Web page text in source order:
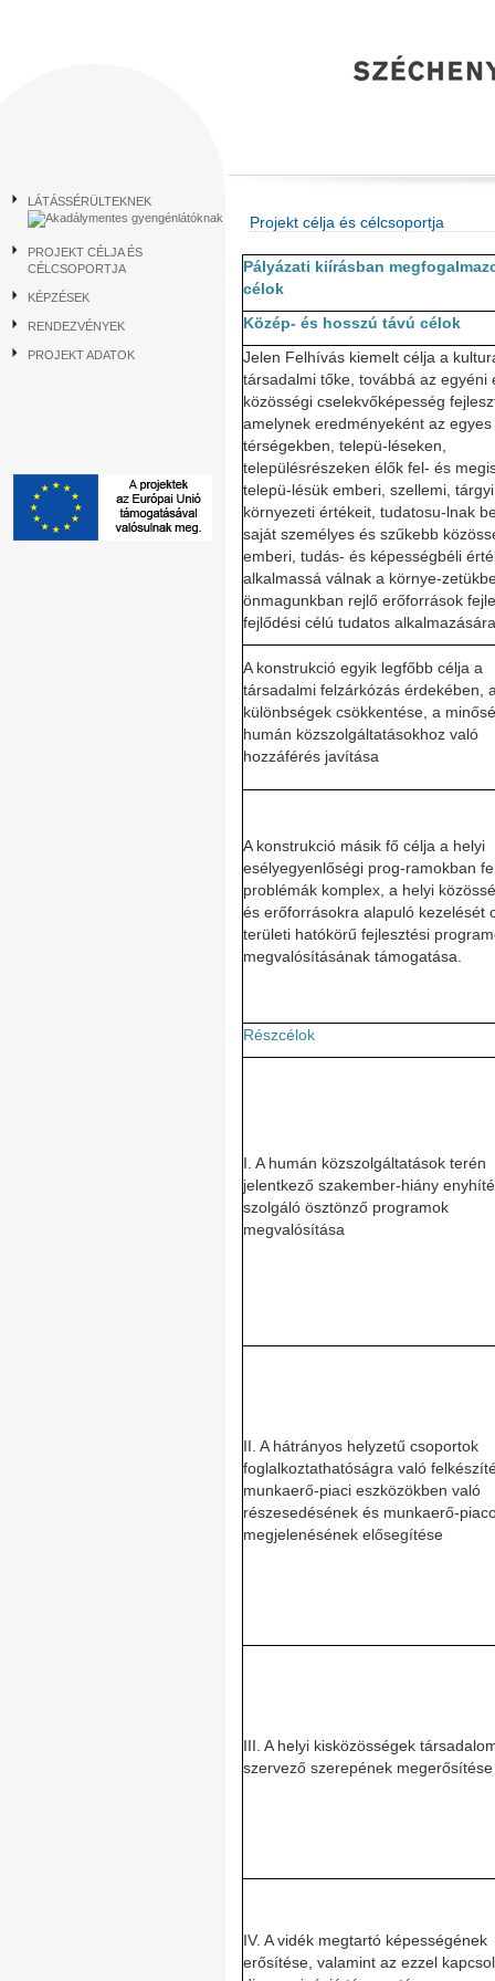
LÁTÁSSÉRÜLTEKNEK
PROJEKT CÉLJA ÉS
CÉLCSOPORTJA
KÉPZÉSEK
RENDEZVÉNYEK
PROJEKT ADATOK
Projekt célja és célcsoportja
Pályázati kiírásban
célok
Közép- és hosszú távú célok
Jelen Felhívás kiemelt célja a
társadalmi tőke, továbbá az egyéni
közösségi cselekvőképesség
amelynek eredményeként az egyes
térségekben, telepü-léseken,
településrészeken élők fel- és
telepü-lésük emberi, szellemi,
környezeti értékeit, tudatosu-lnak
saját személyes és szűkebb
emberi, tudás- és képességbéli
alkalmassá válnak a környe-
önmagunkban rejlő erőforrások
fejlődési célú tudatos
A konstrukció egyik legfőbb célja a
társadalmi felzárkózás érdekében,
különbségek csökkentése, a
humán közszolgáltatásokhoz való
hozzáférés javítása
A konstrukció másik fő célja a helyi
esélyegyenlőségi prog-ramokban
problémák komplex, a helyi
és erőforrásokra alapuló kezelését
területi hatókörű fejlesztési
megvalósításának támogatása.
Részcélok
I. A humán közszolgáltatások terén
jelentkező szakember-hiány
szolgáló ösztönző programok
megvalósítása
II. A hátrányos helyzetű csoportok
foglalkoztathatóságra való
munkaerő-piaci eszközökben való
részesedésének és munkaerő-
megjelenésének elősegítése
III. A helyi kisközösségek
szervező szerepének megerősítése
IV. A vidék megtartó képességének
erősítése, valamint az ezzel